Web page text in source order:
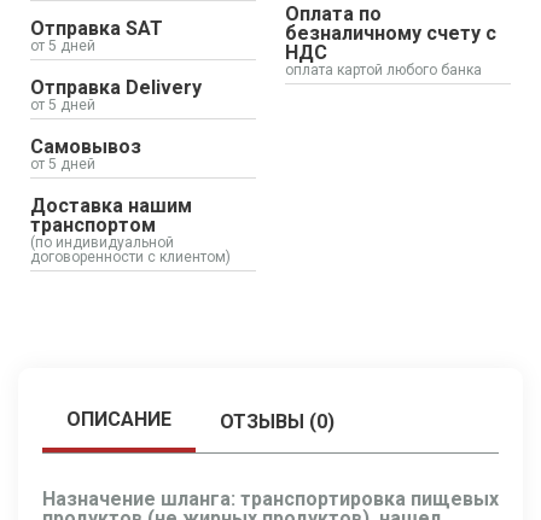
Отправка SAT
от 5 дней
Отправка Delivery
от 5 дней
Самовывоз
от 5 дней
Доставка нашим
транспортом
(по индивидуальной
договоренности с клиентом)
Оплата по
безналичному счету с
НДС
оплата картой любого банка
ОПИСАНИЕ ОТЗЫВЫ (0)
Назначение шланга: транспортировка пищевых